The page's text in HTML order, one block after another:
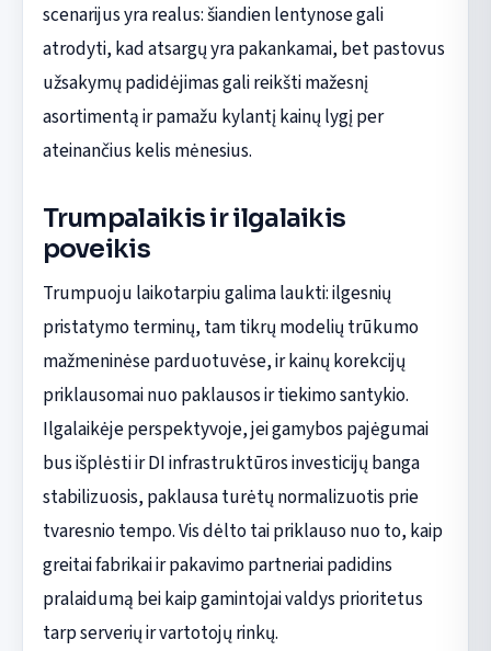
scenarijus yra realus: šiandien lentynose gali
atrodyti, kad atsargų yra pakankamai, bet pastovus
užsakymų padidėjimas gali reikšti mažesnį
asortimentą ir pamažu kylantį kainų lygį per
ateinančius kelis mėnesius.
Trumpalaikis ir ilgalaikis
poveikis
Trumpuoju laikotarpiu galima laukti: ilgesnių
pristatymo terminų, tam tikrų modelių trūkumo
mažmeninėse parduotuvėse, ir kainų korekcijų
priklausomai nuo paklausos ir tiekimo santykio.
Ilgalaikėje perspektyvoje, jei gamybos pajėgumai
bus išplėsti ir DI infrastruktūros investicijų banga
stabilizuosis, paklausa turėtų normalizuotis prie
tvaresnio tempo. Vis dėlto tai priklauso nuo to, kaip
greitai fabrikai ir pakavimo partneriai padidins
pralaidumą bei kaip gamintojai valdys prioritetus
tarp serverių ir vartotojų rinkų.